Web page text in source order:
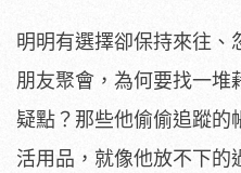
明明有選擇卻保持來往、
朋友聚會，為何要找一堆
疑點？那些他偷偷追蹤的
活用品，就像他放不下的